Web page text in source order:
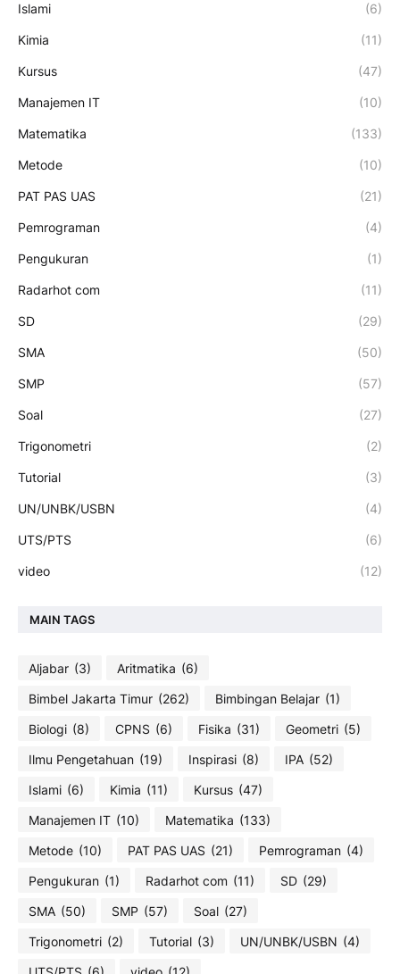
Islami (6)
Kimia (11)
Kursus (47)
Manajemen IT (10)
Matematika (133)
Metode (10)
PAT PAS UAS (21)
Pemrograman (4)
Pengukuran (1)
Radarhot com (11)
SD (29)
SMA (50)
SMP (57)
Soal (27)
Trigonometri (2)
Tutorial (3)
UN/UNBK/USBN (4)
UTS/PTS (6)
video (12)
MAIN TAGS
Aljabar (3) Aritmatika (6)
Bimbel Jakarta Timur (262) Bimbingan Belajar (1)
Biologi (8) CPNS (6) Fisika (31) Geometri (5)
Ilmu Pengetahuan (19) Inspirasi (8) IPA (52)
Islami (6) Kimia (11) Kursus (47)
Manajemen IT (10) Matematika (133)
Metode (10) PAT PAS UAS (21) Pemrograman (4)
Pengukuran (1) Radarhot com (11) SD (29)
SMA (50) SMP (57) Soal (27)
Trigonometri (2) Tutorial (3) UN/UNBK/USBN (4)